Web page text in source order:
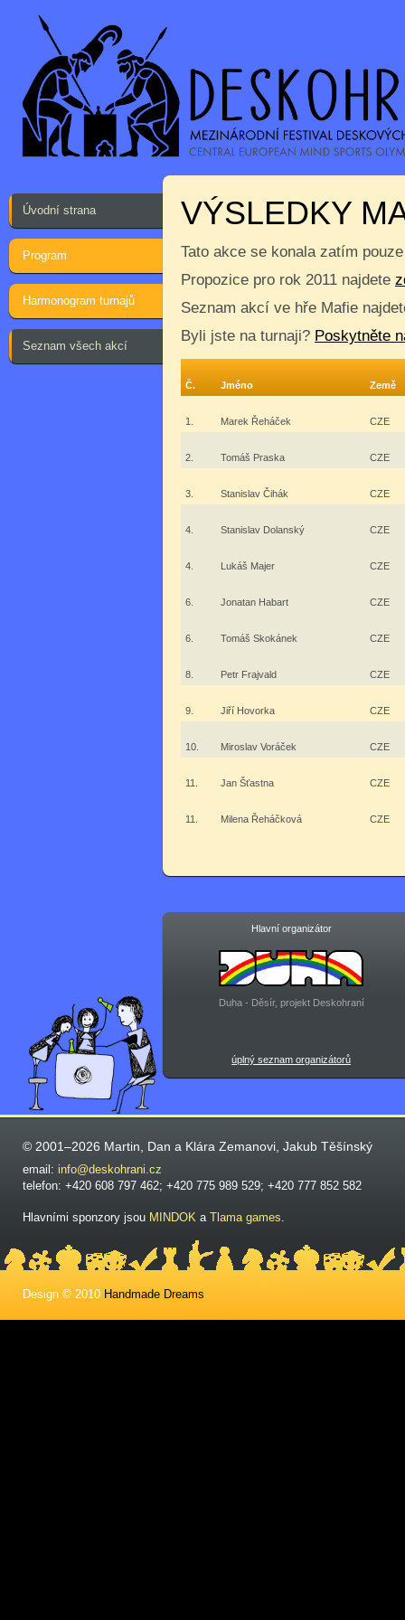
Úvodní strana
Program
Harmonogram turnajů
Seznam všech akcí
VÝSLEDKY
Tato akce se konala zatím
Propozice pro rok 2011 najdete
Seznam akcí ve hře Mafie
Byli jste na turnaji? Poskytněte
Č. Jméno Země
1. Marek Řeháček CZE
2. Tomáš Praska CZE
3. Stanislav Čihák CZE
4. Stanislav Dolanský CZE
4. Lukáš Majer CZE
6. Jonatan Habart CZE
6. Tomáš Skokánek CZE
8. Petr Frajvald CZE
9. Jiří Hovorka CZE
10. Miroslav Voráček CZE
11. Jan Šťastna CZE
11. Milena Řeháčková CZE
Hlavní organizátor
Duha - Děsír, projekt Deskohraní
úplný seznam organizátorů
© 2001–2026 Martin, Dan a Klára Zemanovi, Jakub Těšínský
email: info@deskohrani.cz
telefon: +420 608 797 462; +420 775 989 529; +420 777 852 582
Hlavními sponzory jsou MINDOK a Tlama games.
Design © 2010 Handmade Dreams